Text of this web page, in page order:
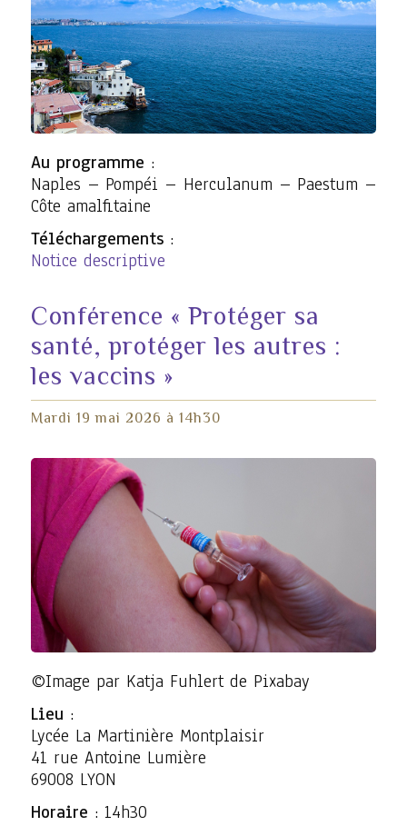
Au programme :
Naples – Pompéi – Herculanum – Paestum –
Côte amalfitaine
Téléchargements:
Notice descriptive
Conférence « Protéger sa
santé, protéger les autres :
les vaccins »
Mardi 19 mai 2026 à 14h30
©Image par Katja Fuhlert de Pixabay
Lieu :
Lycée La Martinière Montplaisir
41 rue Antoine Lumière
69008 LYON
Horaire : 14h30